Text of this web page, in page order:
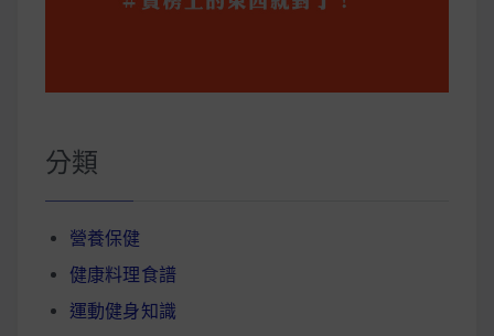
分類
營養保健
健康料理食譜
運動健身知識